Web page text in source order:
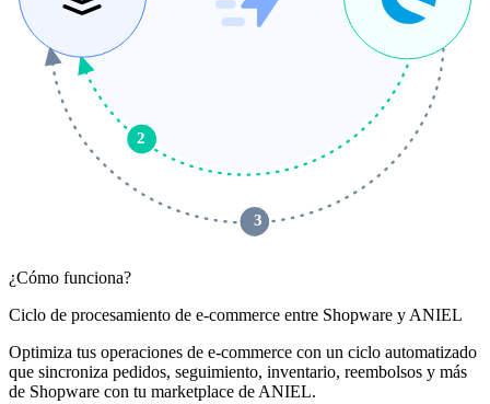
2
3
¿Cómo funciona?
Ciclo de procesamiento de e-commerce entre Shopware y ANIEL
Optimiza tus operaciones de e-commerce con un ciclo automatizado
que sincroniza pedidos, seguimiento, inventario, reembolsos y más
de Shopware con tu marketplace de ANIEL.